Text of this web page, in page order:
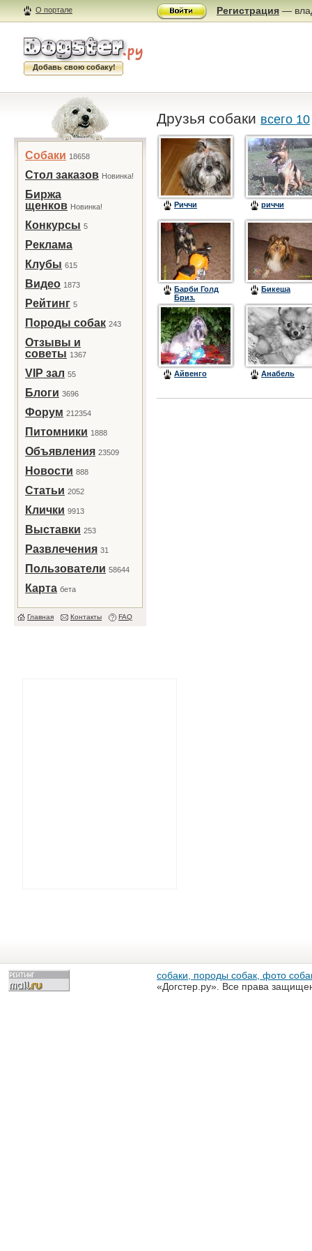
О портале Регистрация —
Добавь свою собаку!
Собаки 18658
Стол заказов Новинка!
Биржа
щенков Новинка!
Конкурсы 5
Реклама
Клубы 615
Видео 1873
Рейтинг 5
Породы собак 243
Отзывы и
советы 1367
VIP зал 55
Блоги 3696
Форум 212354
Питомники 1888
Объявления 23509
Новости 888
Статьи 2052
Клички 9913
Выставки 253
Развлечения 31
Пользователи 58644
Карта бета
Главная Контакты FAQ
Друзья собаки всего 10
Риччи риччи
Барби Голд
Бриз.
Бикеша
Айвенго Анабель
собаки, породы собак, фото
«Догстер.ру». Все права